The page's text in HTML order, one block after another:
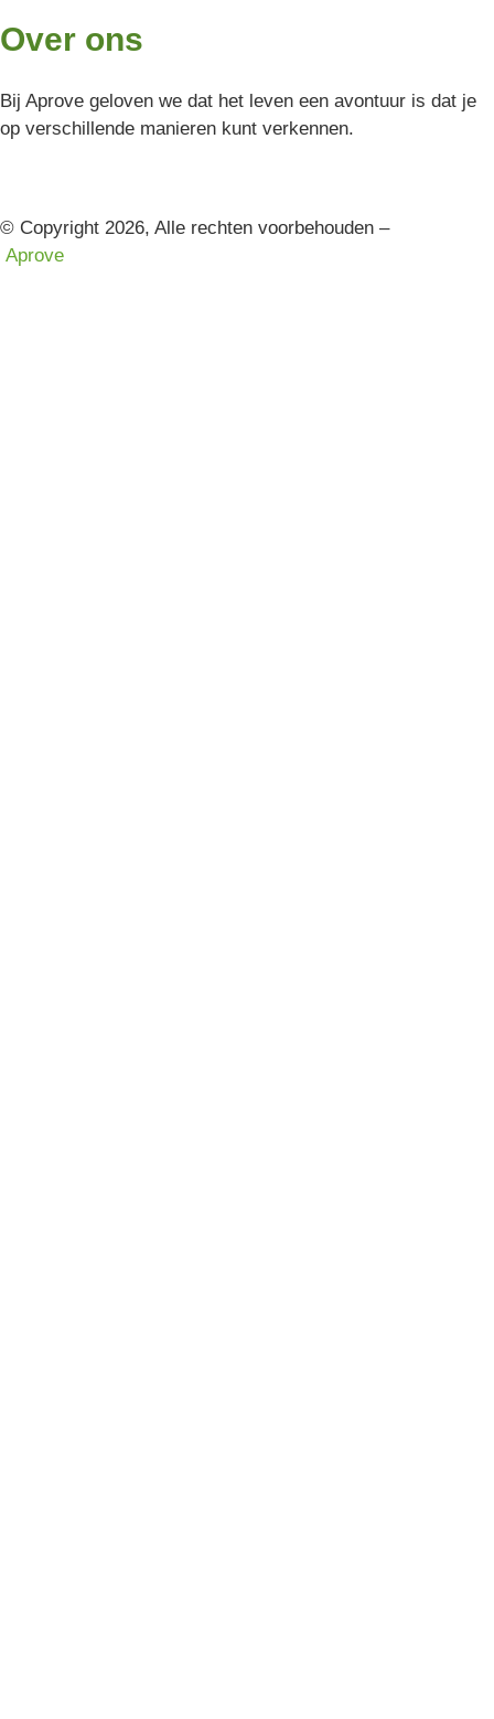
Over ons
Bij Aprove geloven we dat het leven een avontuur is dat je
op verschillende manieren kunt verkennen.
© Copyright 2026, Alle rechten voorbehouden –
Aprove